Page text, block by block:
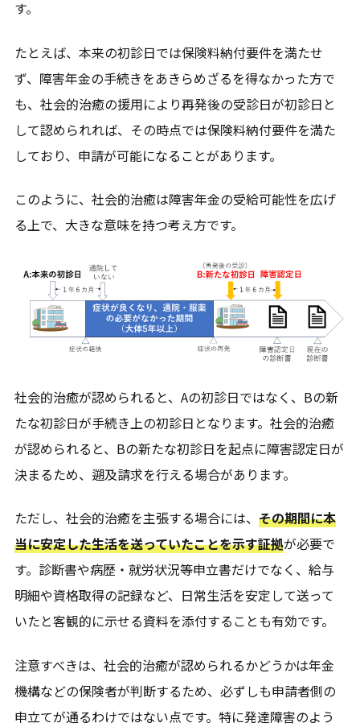
す。
たとえば、本来の初診日では保険料納付要件を満たせ
ず、障害年金の手続きをあきらめざるを得なかった方で
も、社会的治癒の援用により再発後の受診日が初診日と
して認められれば、その時点では保険料納付要件を満た
しており、申請が可能になることがあります。
このように、社会的治癒は障害年金の受給可能性を広げ
る上で、大きな意味を持つ考え方です。
社会的治癒が認められると、Aの初診日ではなく、Bの新
たな初診日が手続き上の初診日となります。社会的治癒
が認められると、Bの新たな初診日を起点に障害認定日が
決まるため、遡及請求を行える場合があります。
ただし、社会的治癒を主張する場合には、 その期間に本
当に安定した生活を送っていたことを示す証拠が必要で
す。診断書や病歴・就労状況等申立書だけでなく、給与
明細や資格取得の記録など、日常生活を安定して送って
いたと客観的に示せる資料を添付することも有効です。
注意すべきは、社会的治癒が認められるかどうかは年金
機構などの保険者が判断するため、必ずしも申請者側の
申立てが通るわけではない点です。特に発達障害のよう